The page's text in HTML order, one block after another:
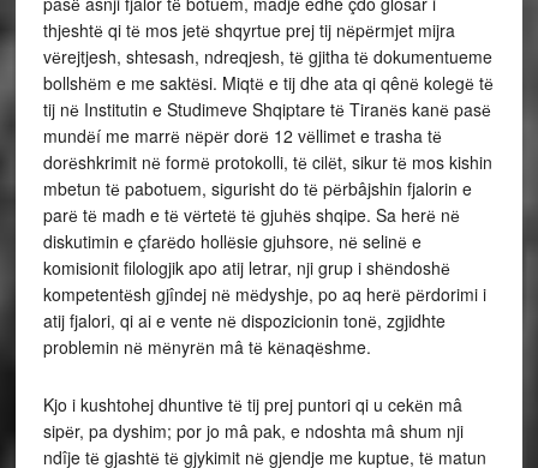
thjeshtё qi tё mos jetё shqyrtue prej tij nёpёrmjet mijra
vёrejtjesh, shtesash, ndreqjesh, tё gjitha tё dokumentueme
bollshёm e me saktёsi. Miqtё e tij dhe ata qi qênё kolegё tё
tij nё Institutin e Studimeve Shqiptare tё Tiranёs kanё pasё
mundёí me marrё nёpёr dorё 12 vёllimet e trasha tё
dorёshkrimit nё formё protokolli, tё cilёt, sikur tё mos kishin
mbetun tё pabotuem, sigurisht do tё pёrbâjshin fjalorin e
parё tё madh e tё vёrtetё tё gjuhёs shqipe. Sa herё nё
diskutimin e çfarёdo hollёsie gjuhsore, nё selinё e
komisionit filologjik apo atij letrar, nji grup i shёndoshё
kompetentёsh gjîndej nё mёdyshje, po aq herё pёrdorimi i
atij fjalori, qi ai e vente nё dispozicionin tonё, zgjidhte
problemin nё mёnyrёn mâ tё kёnaqёshme.
Kjo i kushtohej dhuntive tё tij prej puntori qi u cekёn mâ
sipёr, pa dyshim; por jo mâ pak, e ndoshta mâ shum nji
ndîje tё gjashtё tё gjykimit nё gjendje me kuptue, tё matun